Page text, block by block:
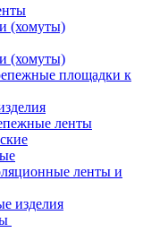
(хомуты)
(хомуты)
площадки к
ленты
ленты и
изделия